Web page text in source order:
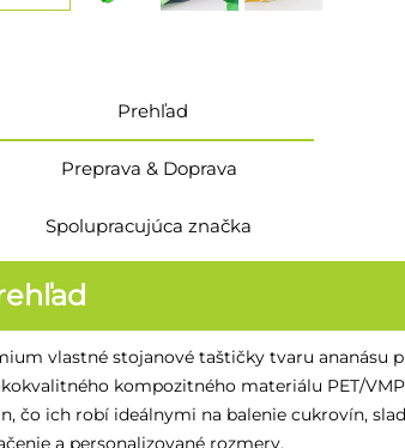
Prehľad
Preprava & Doprava
Spolupracujúca značka
vlastné stojanové taštičky tvaru ananásu
kompozitného materiálu PET/
čo ich robí ideálnymi na balenie cukrovín,
a personalizované rozmery.